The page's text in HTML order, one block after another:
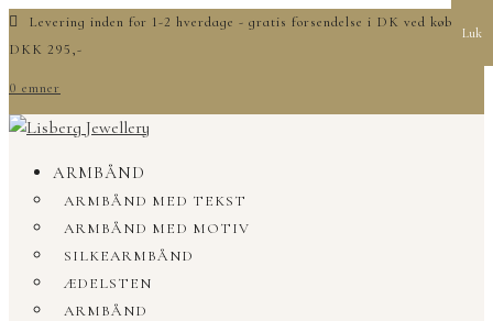
Levering inden for 1-2 hverdage - gratis forsendelse i DK ved køb over
DKK 295,-
0 emner
ARMBÅND
ARMBÅND MED TEKST
ARMBÅND MED MOTIV
SILKEARMBÅND
ÆDELSTEN
ARMBÅND
Luk